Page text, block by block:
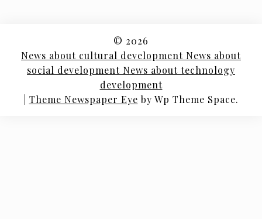
© 2026
News about cultural development News about
social development News about technology
development
Theme Newspaper Eye by Wp Theme Space.